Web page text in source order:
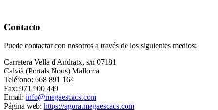
Contacto
Puede contactar con nosotros a través de los siguientes medios:
Carretera Vella d'Andratx, s/n 07181
Calvià (Portals Nous) Mallorca
Teléfono: 668 891 164
Fax: 971 900 449
Email: info@megaescacs.com
Página web: https://agora.megaescacs.com